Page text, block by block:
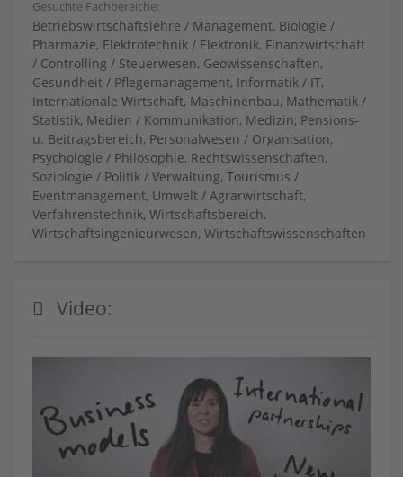
Gesuchte Fachbereiche:
Betriebswirtschaftslehre / Management, Biologie /
Pharmazie, Elektrotechnik / Elektronik, Finanzwirtschaft
/ Controlling / Steuerwesen, Geowissenschaften,
Gesundheit / Pflegemanagement, Informatik / IT,
Internationale Wirtschaft, Maschinenbau, Mathematik /
Statistik, Medien / Kommunikation, Medizin, Pensions-
u. Beitragsbereich, Personalwesen / Organisation,
Psychologie / Philosophie, Rechtswissenschaften,
Soziologie / Politik / Verwaltung, Tourismus /
Eventmanagement, Umwelt / Agrarwirtschaft,
Verfahrenstechnik, Wirtschaftsbereich,
Wirtschaftsingenieurwesen, Wirtschaftswissenschaften
Video: